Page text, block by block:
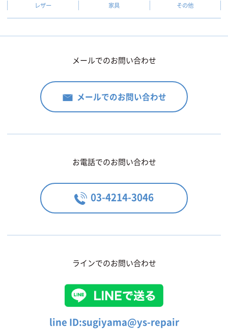
レザー 家具 その他
メールでのお問い合わせ
メールでのお問い合わせ
お電話でのお問い合わせ
03-4214-3046
ラインでのお問い合わせ
line ID:sugiyama@ys-repair